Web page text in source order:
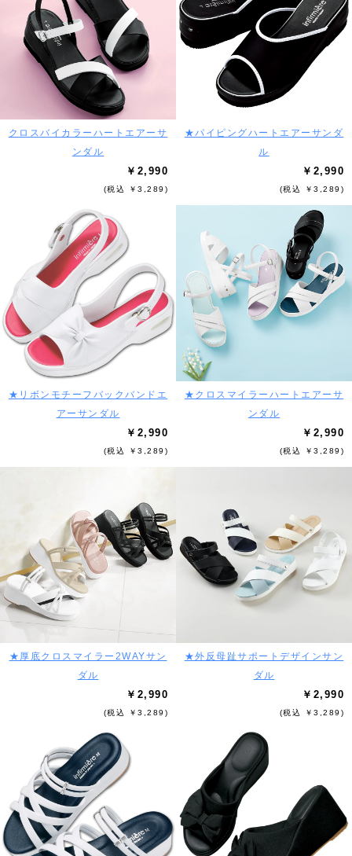
クロスバイカラーハートエアーサ
ンダル
￥2,990
(税込 ￥3,289)
★パイピングハートエアーサンダ
ル
￥2,990
(税込 ￥3,289)
★リボンモチーフバックバンドエ
アーサンダル
￥2,990
(税込 ￥3,289)
★クロスマイラーハートエアーサ
ンダル
￥2,990
(税込 ￥3,289)
★厚底クロスマイラー2WAYサン
ダル
￥2,990
(税込 ￥3,289)
★外反母趾サポートデザインサン
ダル
￥2,990
(税込 ￥3,289)